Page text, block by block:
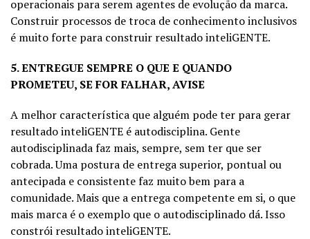
operacionais para serem agentes de evolução da marca.
Construir processos de troca de conhecimento inclusivos
é muito forte para construir resultado inteliGENTE.
5. ENTREGUE SEMPRE O QUE E QUANDO
PROMETEU, SE FOR FALHAR, AVISE
A melhor característica que alguém pode ter para gerar
resultado inteliGENTE é autodisciplina. Gente
autodisciplinada faz mais, sempre, sem ter que ser
cobrada. Uma postura de entrega superior, pontual ou
antecipada e consistente faz muito bem para a
comunidade. Mais que a entrega competente em si, o que
mais marca é o exemplo que o autodisciplinado dá. Isso
constrói resultado inteliGENTE.